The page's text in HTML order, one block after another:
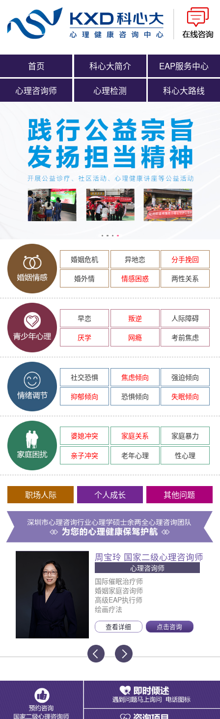
首页 科心大简介 EAP服务中心
心理咨询师 心理检测 科心大路线
婚姻危机 异地恋
分手挽回
婚外情
情感困惑 两性关系
早恋 叛逆
人际障碍
厌学
网瘾 考前焦虑
社交恐惧 焦虑倾向
强迫倾向
抑郁倾向
恐惧倾向 失眠倾向
婆媳冲突 家庭关系
家庭暴力
亲子冲突
老年心理 性心理
职场人际 个人成长 其他问题
周宝玲 国家二级心理咨询师
心理咨询师
国际催眠治疗师
婚姻家庭咨询师
高级EAP执行师
绘画疗法
查看详细 点击咨询